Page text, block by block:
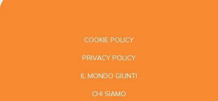
COOKIE POLICY
PRIVACY POLICY
IL MONDO GIUNTI
CHI SIAMO